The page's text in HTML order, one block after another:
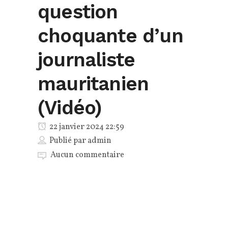
question
choquante d’un
journaliste
mauritanien
(Vidéo)
22 janvier 2024 22:59
Publié paradmin
Aucun commentaire